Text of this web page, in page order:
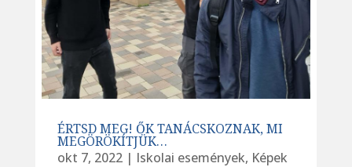
ÉRTSD MEG! ŐK TANÁCSKOZNAK, MI
MEGÖRÖKÍTJÜK…
okt 7, 2022| Iskolai események, Képek